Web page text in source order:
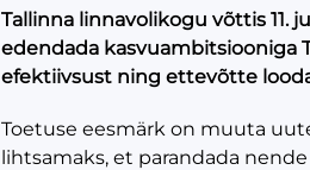
Tallinna linnavolikogu võttis
edendada kasvuambitsiooniga
efektiivsust ning ettevõtte
Toetuse eesmärk on muuta
lihtsamaks, et parandada